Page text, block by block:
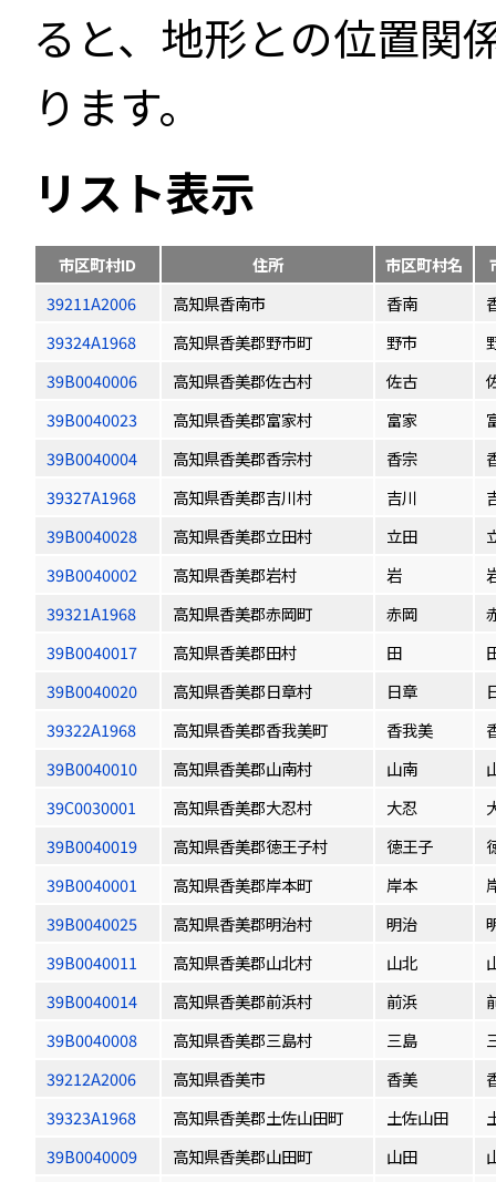
ると、地形との位置関
ります。
リスト表示
市区町村ID 住所 市区町村名
39211A2006
高知県香南市 香南
39324A1968
高知県香美郡野市町 野市
39B0040006
高知県香美郡佐古村 佐古
39B0040023
高知県香美郡富家村 富家
39B0040004
高知県香美郡香宗村 香宗
39327A1968
高知県香美郡吉川村 吉川
39B0040028
高知県香美郡立田村 立田
39B0040002
高知県香美郡岩村 岩
39321A1968
高知県香美郡赤岡町 赤岡
39B0040017
高知県香美郡田村 田
39B0040020
高知県香美郡日章村 日章
39322A1968
高知県香美郡香我美町 香我美
39B0040010
高知県香美郡山南村 山南
39C0030001
高知県香美郡大忍村 大忍
39B0040019
高知県香美郡徳王子村 徳王子
39B0040001
高知県香美郡岸本町 岸本
39B0040025
高知県香美郡明治村 明治
39B0040011
高知県香美郡山北村 山北
39B0040014
高知県香美郡前浜村 前浜
39B0040008
高知県香美郡三島村 三島
39212A2006
高知県香美市 香美
39323A1968
高知県香美郡土佐山田町 土佐山田
39B0040009
高知県香美郡山田町 山田